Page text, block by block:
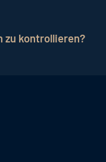
betonen.
zu kontrollieren?